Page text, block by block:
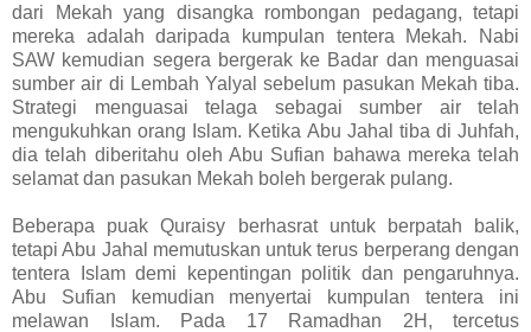
dari Mekah yang disangka rombongan pedagang, tetapi
mereka adalah daripada kumpulan tentera Mekah. Nabi
SAW kemudian segera bergerak ke Badar dan menguasai
sumber air di Lembah Yalyal sebelum pasukan Mekah tiba.
Strategi menguasai telaga sebagai sumber air telah
mengukuhkan orang Islam. Ketika Abu Jahal tiba di Juhfah,
dia telah diberitahu oleh Abu Sufian bahawa mereka telah
selamat dan pasukan Mekah boleh bergerak pulang.
Beberapa puak Quraisy berhasrat untuk berpatah balik,
tetapi Abu Jahal memutuskan untuk terus berperang dengan
tentera Islam demi kepentingan politik dan pengaruhnya.
Abu Sufian kemudian menyertai kumpulan tentera ini
melawan Islam. Pada 17 Ramadhan 2H, tercetus